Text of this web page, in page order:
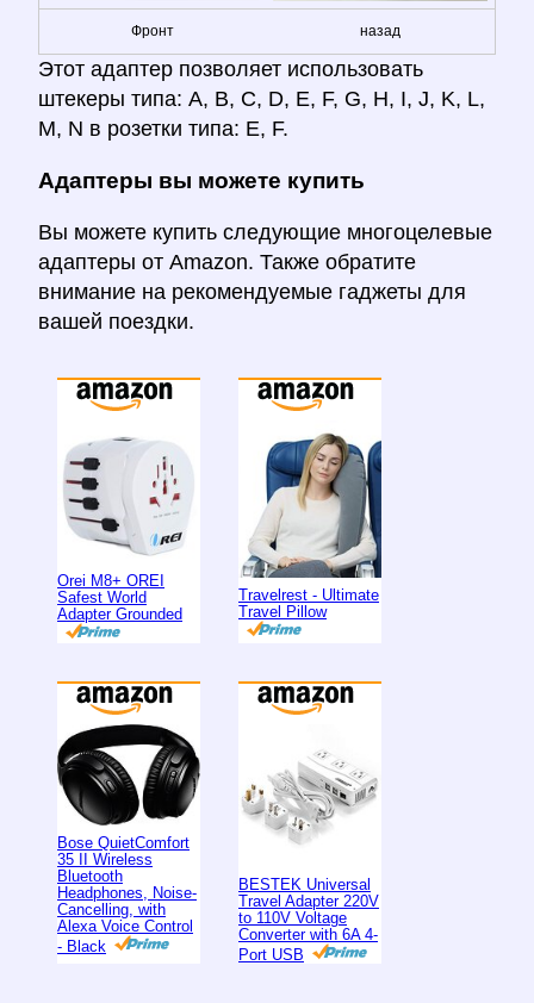
Фронт назад
Этот адаптер позволяет использовать
штекеры типа: A, B, C, D, E, F, G, H, I, J, K, L,
M, N в розетки типа: E, F.
Адаптеры вы можете купить
Вы можете купить следующие многоцелевые
адаптеры от Amazon. Также обратите
внимание на рекомендуемые гаджеты для
вашей поездки.
Orei M8+ OREI
Safest World
Adapter Grounded
Travelrest - Ultimate
Travel Pillow
Bose QuietComfort
35 II Wireless
Bluetooth
Headphones, Noise-
Cancelling, with
Alexa Voice Control
- Black
BESTEK Universal
Travel Adapter 220V
to 110V Voltage
Converter with 6A 4-
Port USB